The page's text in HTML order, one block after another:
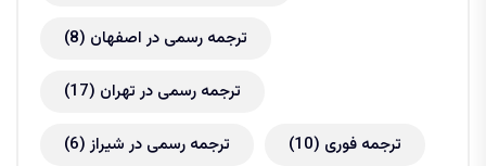
ترجمه رسمی در اصفهان (8)
ترجمه رسمی در تهران (17)
ترجمه رسمی در شیراز(6) ترجمه فوری (10)